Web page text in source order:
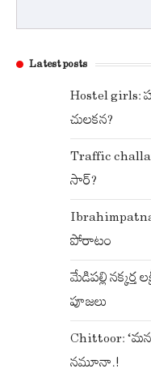
Latest posts
Hostel girls:
చులకన?
Traffic
సార్?
పోరాటం
మేడిపల్లి
పూజలు
Chittoor:
నమూనా.!